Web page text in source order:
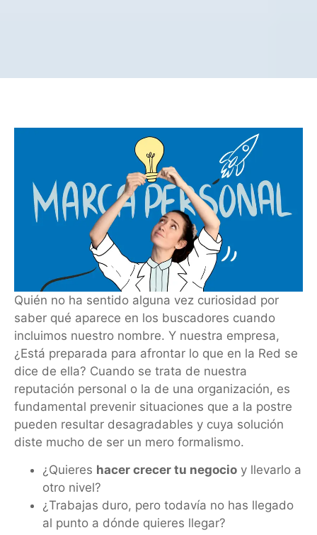
Quién no ha sentido alguna vez curiosidad por
saber qué aparece en los buscadores cuando
inclui­mos nuestro nombre. Y nuestra empresa,
¿Está preparada para afrontar lo que en la Red se
dice de ella? Cuando se trata de nuestra
reputación personal o la de una organización, es
fundamental pre­venir situaciones que a la postre
pueden resultar desagradables y cuya solución
diste mucho de ser un mero formalismo.
¿Quieres hacer crecer tu negocio y llevarlo a
otro nivel?
¿Trabajas duro, pero todavía no has llegado
al punto a dónde quieres llegar?